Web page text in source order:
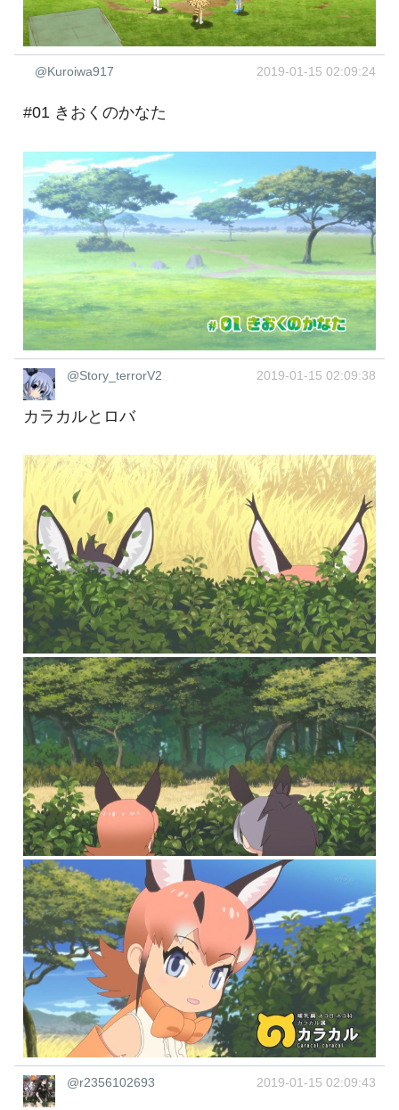
@Kuroiwa917 2019-01-15 02:09:24
#01 きおくのかなた
@Story_terrorV2 2019-01-15 02:09:38
カラカルとロバ
@r2356102693 2019-01-15 02:09:43